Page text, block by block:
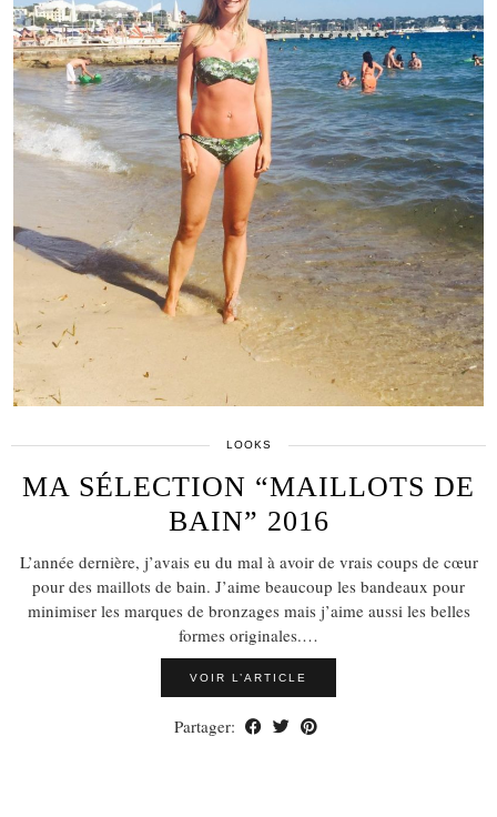
LOOKS
MA SÉLECTION “MAILLOTS DE
BAIN” 2016
L’année dernière, j’avais eu du mal à avoir de vrais coups de cœur
pour des maillots de bain. J’aime beaucoup les bandeaux pour
minimiser les marques de bronzages mais j’aime aussi les belles
formes originales.…
VOIR L’ARTICLE
Partager: